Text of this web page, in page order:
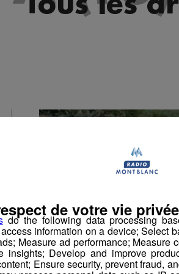
do the following data processing
information on a device; Select
Measure ad performance; Measure
insights; Develop and improve
Ensure security, prevent fraud,
de votre vie